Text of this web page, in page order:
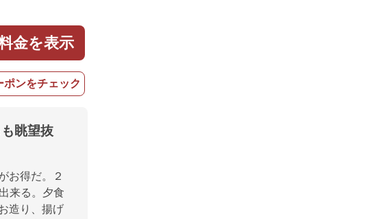
金を表示
ポンをチェック
眺望抜
お得だ。２
来る。夕食
造り、揚げ